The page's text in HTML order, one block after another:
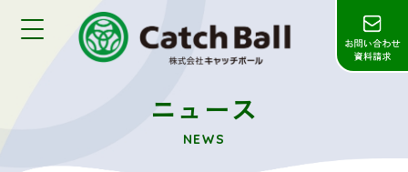
ニュース
NEWS